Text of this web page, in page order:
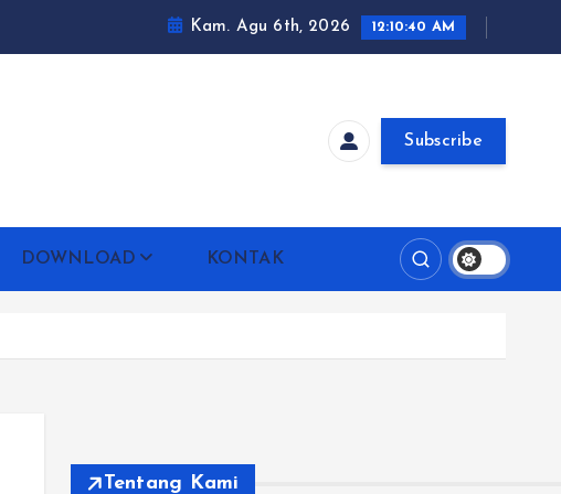
Kam. Agu 6th, 2026 12:10:41 AM
Subscribe
DOWNLOAD KONTAK
Tentang Kami